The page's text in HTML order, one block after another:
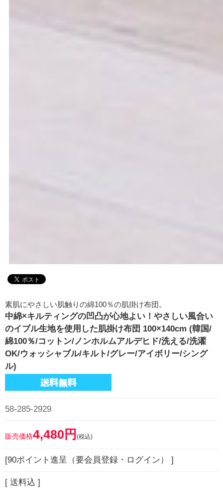
素肌にやさしい肌触りの綿100％の肌掛け布団。
中綿×キルティングの凹凸が心地よい！やさしい風合い
のイブル生地を使用した肌掛け布団 100×140cm (韓国/
綿100％/コットン/ノンホルムアルデヒド/洗える/洗濯
OK/ウォッシャブル/キルト/グレー/アイボリー/シング
ル)
58-285-2929
販売価格4,480円 (税込)
[90ポイント進呈（要会員登録・ログイン） ]
[ 送料込 ]